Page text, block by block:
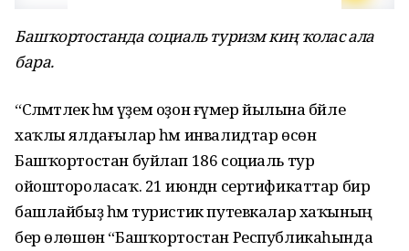
Башҡортостанда социаль туризм киң ҡолас ала
бара.
“Сәләмәтлек һәм әүҙем оҙон ғүмер йылына бәйле
хаҡлы ялдағылар һәм инвалидтар өсөн
Башҡортостан буйлап 186 социаль тур
ойоштороласаҡ. 21 июндән сертификаттар бирә
башлайбыҙ һәм туристик путевкалар хаҡының
бер өлөшөн “Башҡортостан Республикаһында